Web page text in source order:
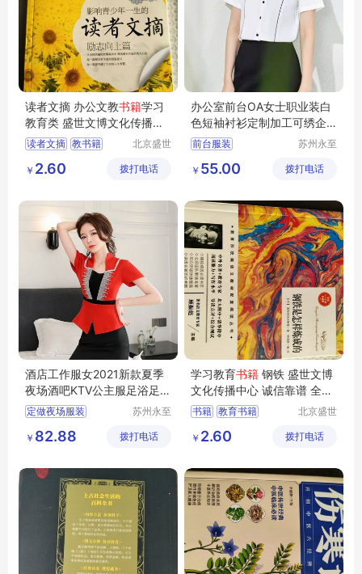
读者文摘 办公文教书籍学习
教育类 盛世文博文化传播中
心
读者文摘 教书籍
北京盛世
传播中心
￥ 2.60 拨打电话
办公室前台OA女士职业装白
色短袖衬衫定制加工可绣企
业标志
前台服装
女士白衬衫
银行前台服装
苏州永至
限公司
￥ 55.00 拨打电话
酒店工作服女2021新款夏季
夜场酒吧KTV公主服足浴足疗
技师服套装
定做夜场服装
KTV服装 小姐服装
苏州永至
限公司
￥ 82.88 拨打电话
学习教育书籍 钢铁 盛世文博
文化传播中心 诚信靠谱 全国
可售
书籍 教育书籍
北京盛世
传播中心
￥ 2.60 拨打电话